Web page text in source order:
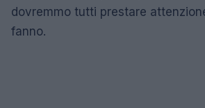
dovremmo tutti prestare
fanno.